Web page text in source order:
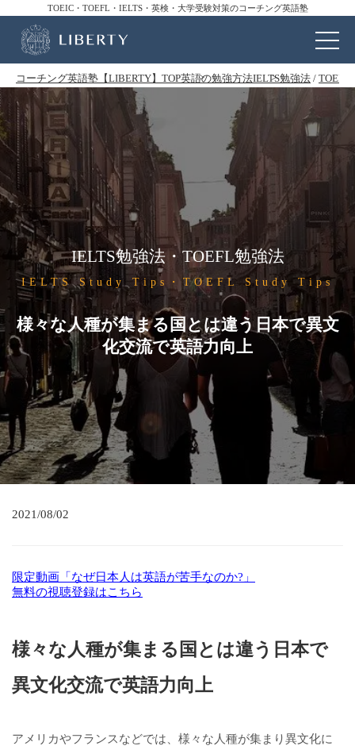
TOEIC・TOEFL・IELTS・英検・大学受験対策のコーチング英語塾
コーチング英語塾【LIBERTY】TOP英語の勉強方法IELTS勉強法 / TOEFL
IELTS勉強法・TOEFL勉強法
IELTS Study Tips・TOEFL Study Tips
様々な人種が集まる国とは違う日本で異文
化交流で英語力向上
2021/08/02
限定動画「なぜ日本人は英語が苦手なのか?」
無料の視聴登録はこちら
様々な人種が集まる国とは違う日本で
異文化交流で英語力向上
アメリカやフランスなどでは、様々な人種が集まり異文化に